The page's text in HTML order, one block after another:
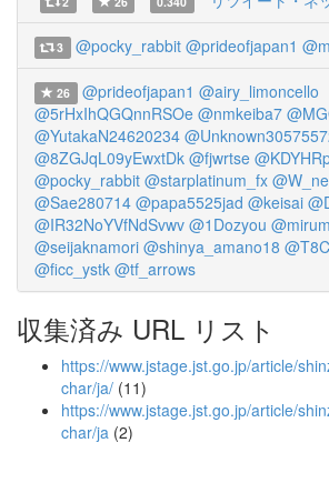
3 @pocky_rabbit @prideofjapan1
26 @prideofjapan1 @airy_limoncello
@5rHxIhQGQnnRSOe @nmkeiba7
@YutakaN24620234
@8ZGJqL09yEwxtDk @fjwrtse
@pocky_rabbit @starplatinum_fx
@Sae280714 @papa5525jad @keisai
@IR32NoYVfNdSvwv @1Dozyou
@seijaknamori @shinya_amano18
@ficc_ystk @tf_arrows
収集済み URL リスト
https://www.jstage.jst.go.jp/article/
char/ja/ (11)
https://www.jstage.jst.go.jp/article/
char/ja (2)